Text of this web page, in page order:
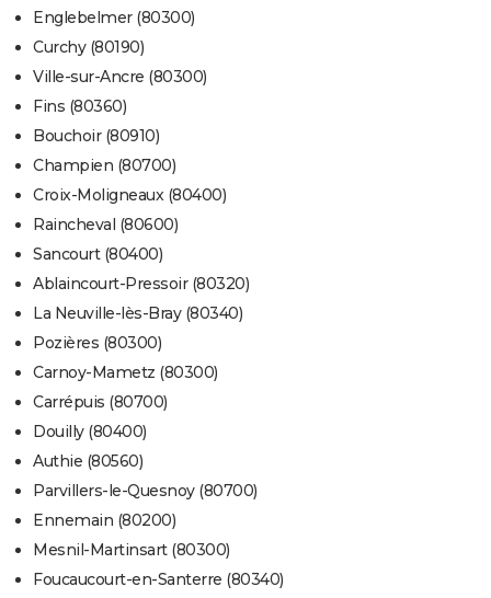
Englebelmer (80300)
Curchy (80190)
Ville-sur-Ancre (80300)
Fins (80360)
Bouchoir (80910)
Champien (80700)
Croix-Moligneaux (80400)
Raincheval (80600)
Sancourt (80400)
Ablaincourt-Pressoir (80320)
La Neuville-lès-Bray (80340)
Pozières (80300)
Carnoy-Mametz (80300)
Carrépuis (80700)
Douilly (80400)
Authie (80560)
Parvillers-le-Quesnoy (80700)
Ennemain (80200)
Mesnil-Martinsart (80300)
Foucaucourt-en-Santerre (80340)